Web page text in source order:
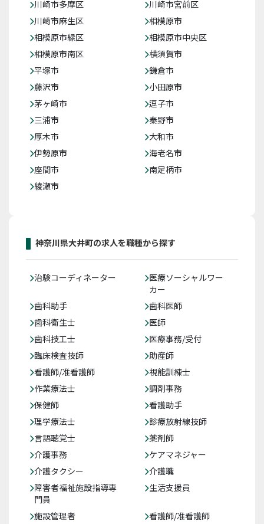
川崎市多摩区
川崎市宮前区
川崎市麻生区
相模原市
相模原市緑区
相模原市中央区
相模原市南区
横須賀市
平塚市
鎌倉市
藤沢市
小田原市
茅ヶ崎市
逗子市
三浦市
秦野市
厚木市
大和市
伊勢原市
海老名市
座間市
南足柄市
綾瀬市
神奈川県大井町の求人を職種から探す
治験コーディネーター
医療ソーシャルワー
カー
歯科助手
歯科医師
歯科衛生士
医師
歯科技工士
医療事務/受付
臨床検査技師
助産師
看護師/准看護師
視能訓練士
作業療法士
調剤事務
保健師
看護助手
理学療法士
診療放射線技師
言語聴覚士
薬剤師
介護事務
ケアマネジャー
介護タクシー
介護職
障害者福祉施設指導専
門員
生活支援員
施設管理者
看護師/准看護師